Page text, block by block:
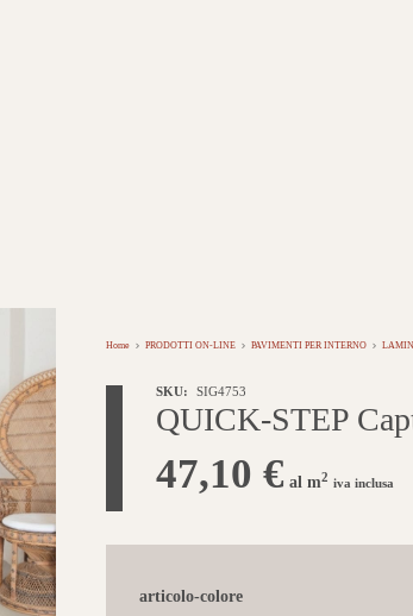
Home PRODOTTI ON-LINE PAVIMENTI PER INTERNO
SKU: SIG4753
QUICK-STEP
47,10 € al m2 iva inclusa
articolo-colore